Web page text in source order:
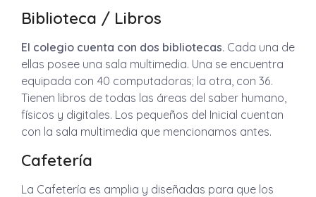
Biblioteca / Libros
El colegio cuenta con dos bibliotecas. Cada una de
ellas posee una sala multimedia. Una se encuentra
equipada con 40 computadoras; la otra, con 36.
Tienen libros de todas las áreas del saber humano,
físicos y digitales. Los pequeños del Inicial cuentan
con la sala multimedia que mencionamos antes.
Cafetería
La Cafetería es amplia y diseñadas para que los